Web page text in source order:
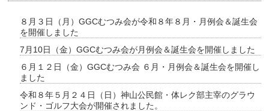
８月３日（月）GGCむつみ会が令和８年８月・月例会＆誕生会
を開催しました
7月10日（金）GGCむつみ会が月例会＆誕生会を開催しました
６月１２日（金）GGCむつみ会 ６月・月例会＆誕生会を開催し
ました
令和８年５月２４日（日）神山公民館・体レク部主宰のグラウ
ンド・ゴルフ大会が開催されました。